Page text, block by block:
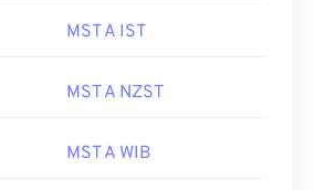
MST A IST
MST A NZST
MST A WIB